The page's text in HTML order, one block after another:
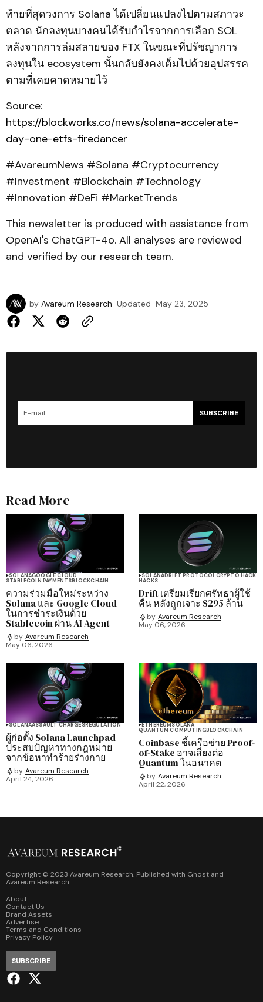
ท้ายที่สุดวงการ Solana ได้เปลี่ยนแปลงไปตามสภาวะ
ตลาด นักลงทุนบางคนได้รับกำไรจากการเลือก SOL
หลังจากการล่มสลายของ FTX ในขณะที่ปรัชญาการ
ลงทุนใน ecosystem นั้นกลับยังคงเต็มไปด้วยอุปสรรค
ตามที่เคยคาดหมายไว้
Source:
https://blockworks.co/news/solana-accelerate-
day-one-etfs-firedancer
#AvareumNews #Solana #Cryptocurrency
#Investment #Blockchain #Technology
#Innovation #DeFi #MarketTrends
This newsletter is produced with assistance from
OpenAI's ChatGPT-4o. All analyses are reviewed
and verified by our research team.
by Avareum Research Updated May 23, 2025
SUBSCRIBE
Read More
SOLANAGOOGLE CLOUD
STABLECOIN PAYMENTSBLOCKCHAIN
ความร่วมมือใหม่ระหว่าง
Solana และ Google Cloud
ในการชำระเงินด้วย
Stablecoin ผ่าน AI Agent
by Avareum Research
May 06, 2026
SOLANADRIFT PROTOCOLCRYPTO HACK
HACKS
Drift เตรียมเรียกศรัทธาผู้ใช้
คืน หลังถูกเจาะ $295 ล้าน
by Avareum Research
May 06, 2026
SOLANAASSAULT CHARGESREGULATION
ผู้ก่อตั้ง Solana Launchpad
ประสบปัญหาทางกฎหมาย
จากข้อหาทำร้ายร่างกาย
by Avareum Research
April 24, 2026
ETHEREUMSOLANA
QUANTUM COMPUTINGBLOCKCHAIN
Coinbase ชี้เครือข่าย Proof-
of-Stake อาจเสี่ยงต่อ
Quantum ในอนาคต
by Avareum Research
April 22, 2026
Copyright © 2023 Avareum Research. Published with Ghost and
Avareum Research.
About
Contact Us
Brand Assets
Advertise
Terms and Conditions
Privacy Policy
SUBSCRIBE